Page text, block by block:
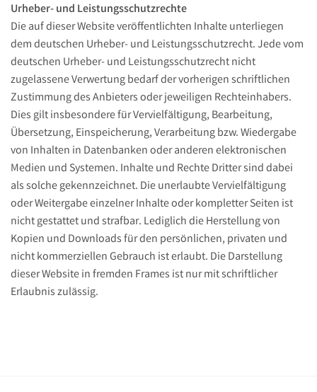
Urheber- und Leistungsschutzrechte
Die auf dieser Website veröffentlichten Inhalte unterliegen
dem deutschen Urheber- und Leistungsschutzrecht. Jede vom
deutschen Urheber- und Leistungsschutzrecht nicht
zugelassene Verwertung bedarf der vorherigen schriftlichen
Zustimmung des Anbieters oder jeweiligen Rechteinhabers.
Dies gilt insbesondere für Vervielfältigung, Bearbeitung,
Übersetzung, Einspeicherung, Verarbeitung bzw. Wiedergabe
von Inhalten in Datenbanken oder anderen elektronischen
Medien und Systemen. Inhalte und Rechte Dritter sind dabei
als solche gekennzeichnet. Die unerlaubte Vervielfältigung
oder Weitergabe einzelner Inhalte oder kompletter Seiten ist
nicht gestattet und strafbar. Lediglich die Herstellung von
Kopien und Downloads für den persönlichen, privaten und
nicht kommerziellen Gebrauch ist erlaubt. Die Darstellung
dieser Website in fremden Frames ist nur mit schriftlicher
Erlaubnis zulässig.